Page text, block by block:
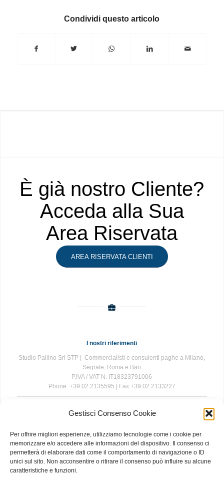
Gestisci Consenso Cookie
Per offrire migliori esperienze, utilizziamo tecnologie come i cookie per
memorizzare e/o accedere alle informazioni del dispositivo. Il consenso ci
permetterà di elaborare dati come il comportamento di navigazione o ID
unici sul sito. Non acconsentire o ritirare il consenso può influire su alcune
caratteristiche e funzioni.
Condividi questo articolo
È già nostro Cliente?
Acceda alla Sua
Area Riservata
AREA RISERVATA CLIENTI
I nostri riferimenti
Studio Pallino Srl STP | Commercialisti e consulenti paghe a Milano,
Segrate, Roma e Bari
P.IVA / VAT N. IT18323791006
Phone: +39 02 2135595 | Fax +39 02 2133227
The information contained in this website is for general information
while we endeavour to keep the information up to date and correct, we
make no representations or warranties of any kind, express or implied,
about the completeness, accuracy, reliability, suitability or availability
with respect to the website or the information, products, services, or
related graphics contained on the website for any purpose. Any